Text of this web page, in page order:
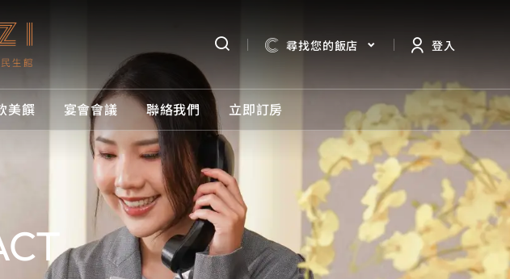
尋找您的飯店 登入
所有優惠
住宿優惠
餐飲優惠
所有房型
客房
套房
所有設施
專屬服務
住房資訊
周邊導覽
交通指南
飯店周邊地圖
美饌
所有餐飲美饌
THE Lounge
大安東尼義大利餐廳
宴會會議
所有宴會會議
會議室 A
會議室 B
聯絡我們 立即訂房
立即訂房
高鐵聯票訂房 享加購優惠